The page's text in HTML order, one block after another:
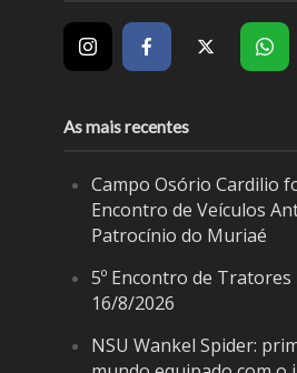
As mais recentes
Campo Osório Cardilio
Encontro de Veículos
Patrocínio do Muriaé
5º Encontro de Tratores
16/8/2026
NSU Wankel Spider: